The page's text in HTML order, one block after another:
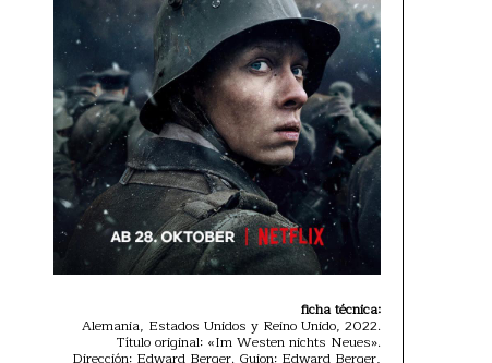
ficha técnica:
Alemania, Estados Unidos y Reino Unido, 2022.
Título original: «Im Westen nichts Neues».